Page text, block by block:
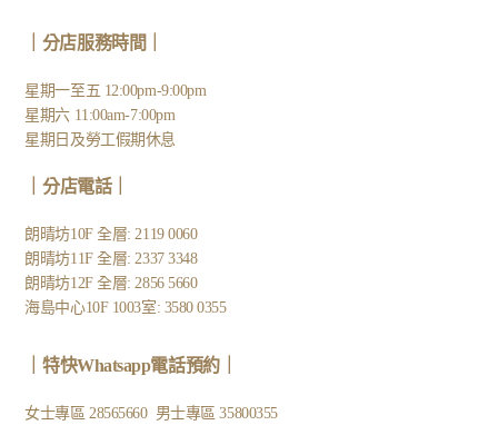
｜分店服務時間｜
星期一至五 12:00pm-9:00pm
星期六 11:00am-7:00pm
星期日及勞工假期休息
分店電話｜
朗晴坊10F 全層: 2119 0060
朗晴坊11F 全層: 2337 3348
朗晴坊12F 全層: 2856 5660
海島中心10F 1003室: 3580 0355
特快Whatsapp電話預約｜
女士專區28565660 男士專區35800355